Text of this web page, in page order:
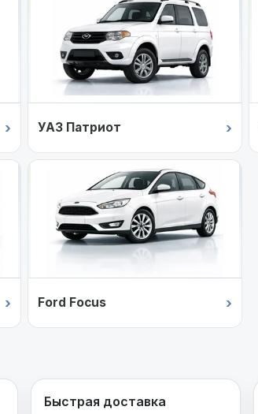
› УАЗ Патриот ›
› Ford Focus ›
Быстрая доставка